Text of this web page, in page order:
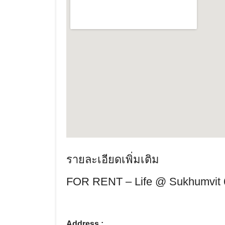
รายละเอียดเพิ่มเติม
FOR RENT – Life @ Sukhumvit